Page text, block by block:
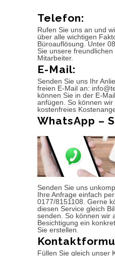
Telefon:
Rufen Sie uns an und
über alle wichtigen
Büroauflösung. Unter
Sie unsere
Mitarbeiter.
E-Mail:
Senden Sie uns Ihr
freien E-Mail an:
können Sie in der E-
anfügen. So können
kostenfreies
WhatsApp –
Senden Sie uns
Ihre Anfrage einfach
0177/8151108. Gerne
diesen Service gleich
senden. So können wir
Besichtigung ein
Sie erstellen.
Füllen Sie gleich unser